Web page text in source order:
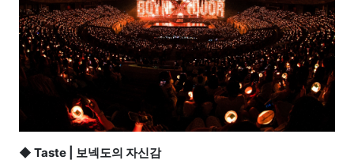
◆ Taste | 보넥도의 자신감